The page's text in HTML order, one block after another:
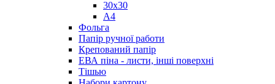
30х30
А4
Фольга
Папір ручної работи
Крепований папір
ЕВА піна - листи, інші поверхні
Тішью